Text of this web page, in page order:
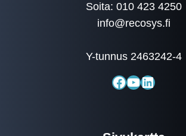
Soita: 010 423 4250
info@recosys.fi
Y-tunnus 2463242-4
Facebook
YouTube
LinkedIn